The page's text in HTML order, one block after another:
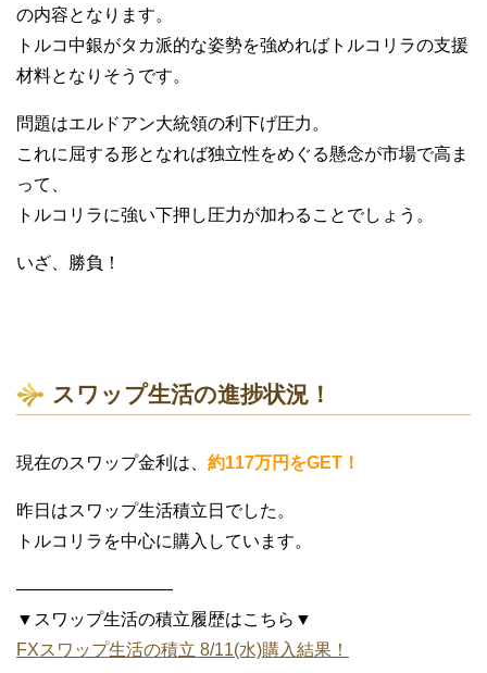
の内容となります。
トルコ中銀がタカ派的な姿勢を強めればトルコリラの支援
材料となりそうです。
問題はエルドアン大統領の利下げ圧力。
これに屈する形となれば独立性をめぐる懸念が市場で高ま
って、
トルコリラに強い下押し圧力が加わることでしょう。
いざ、勝負！
スワップ生活の進捗状況！
現在のスワップ金利は、 約117万円をGET！
昨日はスワップ生活積立日でした。
トルコリラを中心に購入しています。
—————————
▼スワップ生活の積立履歴はこちら▼
FXスワップ生活の積立 8/11(水)購入結果！